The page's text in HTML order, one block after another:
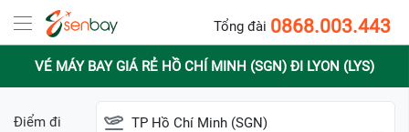
Tổng đài 0868.003.443
VÉ MÁY BAY GIÁ RẺ HỒ CHÍ MINH (SGN) ĐI LYON (LYS)
Điểm đi TP Hồ Chí Minh (SGN)